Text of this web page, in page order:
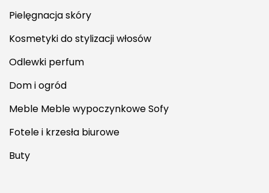
Pielęgnacja skóry
Kosmetyki do stylizacji włosów
Odlewki perfum
Dom i ogród
Meble Meble wypoczynkowe Sofy
Fotele i krzesła biurowe
Buty